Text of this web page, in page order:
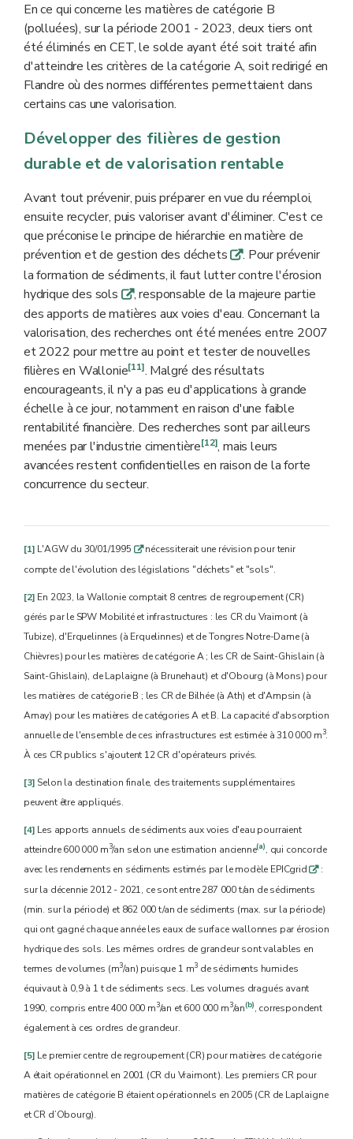
En ce qui concerne les matières de catégorie B
(polluées), sur la période 2001 - 2023, deux tiers ont
été éliminés en CET, le solde ayant été soit traité afin
d'atteindre les critères de la catégorie A, soit redirigé en
Flandre où des normes différentes permettaient dans
certains cas une valorisation.
Développer des filières de gestion
durable et de valorisation rentable
Avant tout prévenir, puis préparer en vue du réemploi,
ensuite recycler, puis valoriser avant d'éliminer. C'est ce
que préconise le principe de hiérarchie en matière de
prévention et de gestion des déchetsq. Pour prévenir
la formation de sédiments, il faut lutter contre l'érosion
hydrique des sols q, responsable de la majeure partie
des apports de matières aux voies d'eau. Concernant la
valorisation, des recherches ont été menées entre 2007
et 2022 pour mettre au point et tester de nouvelles
filières en Wallonie[11]. Malgré des résultats
encourageants, il n'y a pas eu d'applications à grande
échelle à ce jour, notamment en raison d'une faible
rentabilité financière. Des recherches sont par ailleurs
menées par l'industrie cimentière[12], mais leurs
avancées restent confidentielles en raison de la forte
concurrence du secteur.
[1] L'AGW du 30/01/1995 qnécessiterait une révision pour tenir
compte de l'évolution des législations "déchets" et "sols".
[2] En 2023, la Wallonie comptait 8 centres de regroupement (CR)
gérés par le SPW Mobilité et infrastructures : les CR du Vraimont (à
Tubize), d'Erquelinnes (à Erquelinnes) et de Tongres Notre-Dame (à
Chièvres) pour les matières de catégorie A ; les CR de Saint-Ghislain (à
Saint-Ghislain), de Laplaigne (à Brunehaut) et d'Obourg (à Mons) pour
les matières de catégorie B ; les CR de Bilhée (à Ath) et d'Ampsin (à
Amay) pour les matières de catégories A et B. La capacité d'absorption
annuelle de l'ensemble de ces infrastructures est estimée à 310 000 m3.
À ces CR publics s'ajoutent 12 CR d'opérateurs privés.
[3] Selon la destination finale, des traitements supplémentaires
peuvent être appliqués.
[4] Les apports annuels de sédiments aux voies d'eau pourraient
atteindre 600 000 m3/an selon une estimation ancienne(a), qui concorde
avec les rendements en sédiments estimés par le modèle EPICgridq:
sur la décennie 2012 - 2021, ce sont entre 287 000 t/an de sédiments
(min. sur la période) et 862 000 t/an de sédiments (max. sur la période)
qui ont gagné chaque année les eaux de surface wallonnes par érosion
hydrique des sols. Les mêmes ordres de grandeur sont valables en
termes de volumes (m3/an) puisque 1 m3 de sédiments humides
équivaut à 0,9 à 1 t de sédiments secs. Les volumes dragués avant
1990, compris entre 400 000 m3/an et 600 000 m3/an(b), correspondent
également à ces ordres de grandeur.
[5] Le premier centre de regroupement (CR) pour matières de catégorie
A était opérationnel en 2001 (CR du Vraimont). Les premiers CR pour
matières de catégorie B étaient opérationnels en 2005 (CR de Laplaigne
et CR d’Obourg).